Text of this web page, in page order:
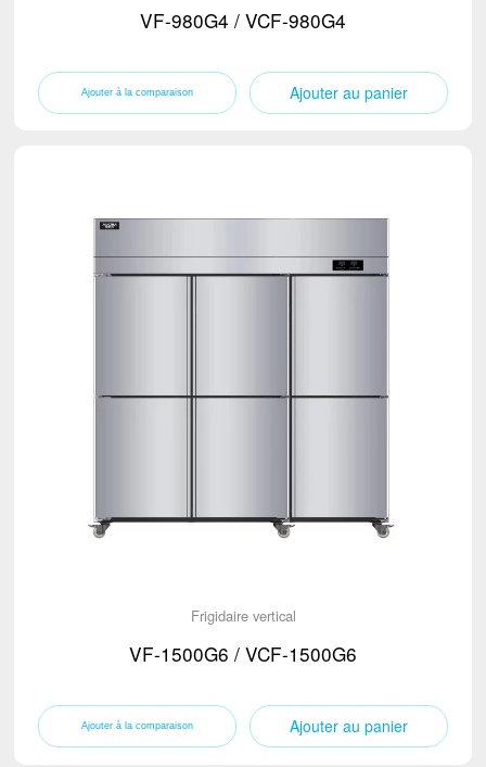
VF-980G4 / VCF-980G4
Ajouter au panier
Frigidaire vertical
VF-1500G6 / VCF-1500G6
Ajouter au panier